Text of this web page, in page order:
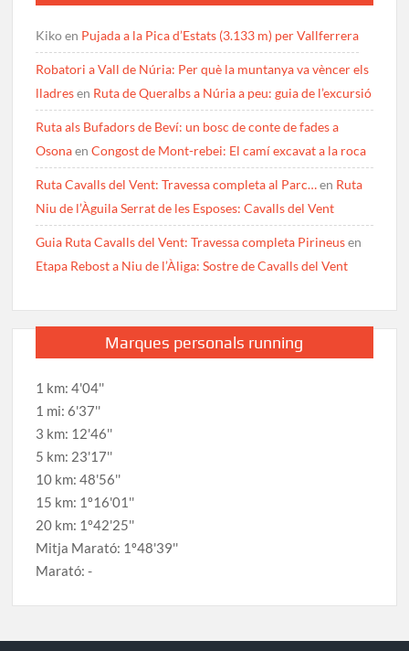
Kikoen Pujada a la Pica d’Estats (3.133 m) per Vallferrera
Robatori a Vall de Núria: Per què la muntanya va vèncer els
lladresen Ruta de Queralbs a Núria a peu: guia de l’excursió
Ruta als Bufadors de Beví: un bosc de conte de fades a
OsonaenCongost de Mont-rebei: El camí excavat a la roca
Ruta Cavalls del Vent: Travessa completa al Parc…en Ruta
Niu de l’Àguila Serrat de les Esposes: Cavalls del Vent
Guia Ruta Cavalls del Vent: Travessa completa Pirineusen
Etapa Rebost a Niu de l’Àliga: Sostre de Cavalls del Vent
Marques personals running
1 km: 4'04''
1 mi: 6'37''
3 km: 12'46''
5 km: 23'17''
10 km: 48'56''
15 km: 1º16'01''
20 km: 1º42'25''
Mitja Marató: 1º48'39''
Marató: -